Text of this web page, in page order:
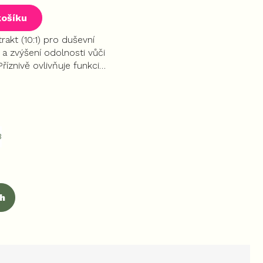
(10:1) pro duševní
zvýšení odolnosti vůči
ovlivňuje funkci